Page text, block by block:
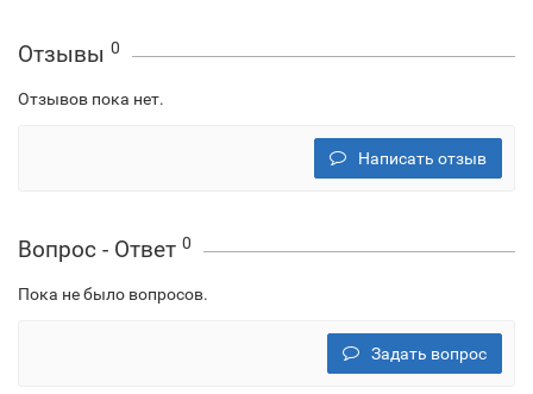
Отзывы 0
Отзывов пока нет.
Написать отзыв
Вопрос - Ответ 0
Пока не было вопросов.
Задать вопрос